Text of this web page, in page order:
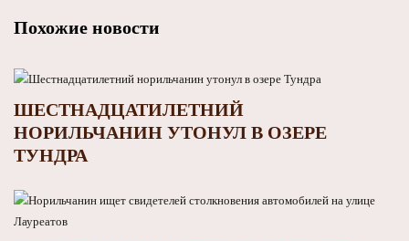
Похожие новости
ШЕСТНАДЦАТИЛЕТНИЙ
НОРИЛЬЧАНИН УТОНУЛ В ОЗЕРЕ
ТУНДРА